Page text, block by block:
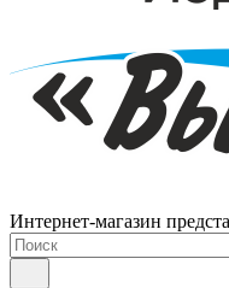
Интернет-магазин